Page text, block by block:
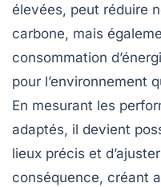
élevées, peut réduire
carbone, mais
consommation
pour l’environnement
En mesurant les
adaptés, il devient
lieux précis et
conséquence, créant